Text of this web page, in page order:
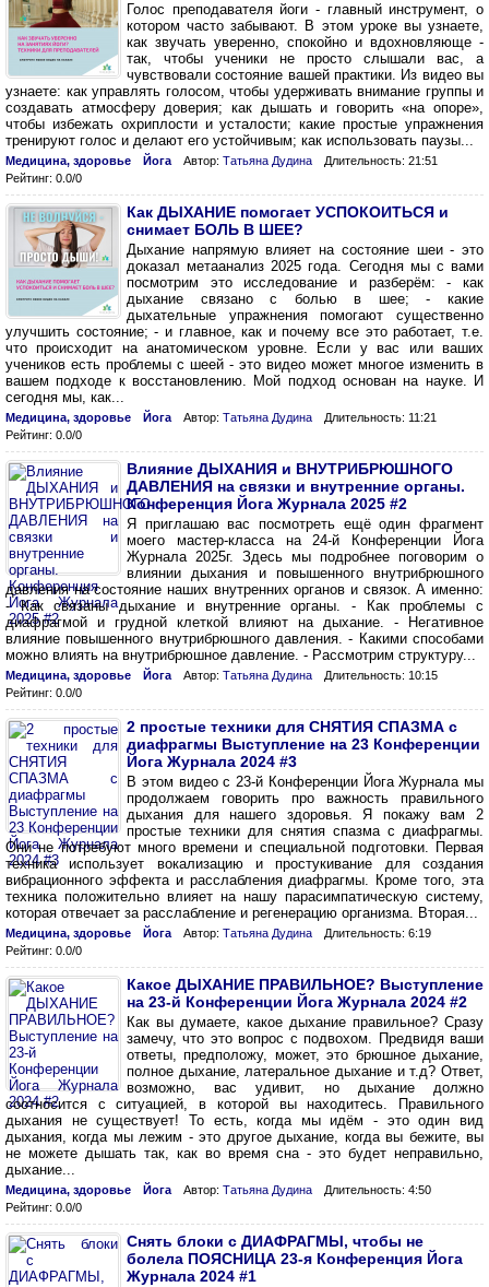
Голос преподавателя йоги - главный инструмент, о
котором часто забывают. В этом уроке вы узнаете,
как звучать уверенно, спокойно и вдохновляюще -
так, чтобы ученики не просто слышали вас, а
чувствовали состояние вашей практики. Из видео вы
узнаете: как управлять голосом, чтобы удерживать внимание группы и
создавать атмосферу доверия; как дышать и говорить «на опоре»,
чтобы избежать охриплости и усталости; какие простые упражнения
тренируют голос и делают его устойчивым; как использовать паузы...
Медицина, здоровье Йога Автор: Татьяна Дудина
Длительность: 21:51
Рейтинг: 0.0/0
Как ДЫХАНИЕ помогает УСПОКОИТЬСЯ и
снимает БОЛЬ В ШЕЕ?
Дыхание напрямую влияет на состояние шеи - это
доказал метаанализ 2025 года. Сегодня мы с вами
посмотрим это исследование и разберём: - как
дыхание связано с болью в шее; - какие
дыхательные упражнения помогают существенно
улучшить состояние; - и главное, как и почему все это работает, т.е.
что происходит на анатомическом уровне. Если у вас или ваших
учеников есть проблемы с шеей - это видео может многое изменить в
вашем подходе к восстановлению. Мой подход основан на науке. И
сегодня мы, как...
Медицина, здоровье Йога Автор: Татьяна Дудина
Длительность: 11:21
Рейтинг: 0.0/0
Влияние ДЫХАНИЯ и ВНУТРИБРЮШНОГО
ДАВЛЕНИЯ на связки и внутренние органы.
Конференция Йога Журнала 2025 #2
Я приглашаю вас посмотреть ещё один фрагмент
моего мастер-класса на 24-й Конференции Йога
Журнала 2025г. Здесь мы подробнее поговорим о
влиянии дыхания и повышенного внутрибрюшного
давления на состояние наших внутренних органов и связок. А именно:
- Как связаны дыхание и внутренние органы. - Как проблемы с
диафрагмой и грудной клеткой влияют на дыхание. - Негативное
влияние повышенного внутрибрюшного давления. - Какими способами
можно влиять на внутрибрюшное давление. - Рассмотрим структуру...
Медицина, здоровье Йога Автор: Татьяна Дудина
Длительность: 10:15
Рейтинг: 0.0/0
2 простые техники для СНЯТИЯ СПАЗМА с
диафрагмы Выступление на 23 Конференции
Йога Журнала 2024 #3
В этом видео с 23-й Конференции Йога Журнала мы
продолжаем говорить про важность правильного
дыхания для нашего здоровья. Я покажу вам 2
простые техники для снятия спазма с диафрагмы.
Они не потребуют много времени и специальной подготовки. Первая
техника использует вокализацию и простукивание для создания
вибрационного эффекта и расслабления диафрагмы. Кроме того, эта
техника положительно влияет на нашу парасимпатическую систему,
которая отвечает за расслабление и регенерацию организма. Вторая...
Медицина, здоровье Йога Автор: Татьяна Дудина
Длительность: 6:19
Рейтинг: 0.0/0
Какое ДЫХАНИЕ ПРАВИЛЬНОЕ? Выступление
на 23-й Конференции Йога Журнала 2024 #2
Как вы думаете, какое дыхание правильное? Сразу
замечу, что это вопрос с подвохом. Предвидя ваши
ответы, предположу, может, это брюшное дыхание,
полное дыхание, латеральное дыхание и т.д? Ответ,
возможно, вас удивит, но дыхание должно
соотносится с ситуацией, в которой вы находитесь. Правильного
дыхания не существует! То есть, когда мы идём - это один вид
дыхания, когда мы лежим - это другое дыхание, когда вы бежите, вы
не можете дышать так, как во время сна - это будет неправильно,
дыхание...
Медицина, здоровье Йога Автор: Татьяна Дудина
Длительность: 4:50
Рейтинг: 0.0/0
Снять блоки с ДИАФРАГМЫ, чтобы не
болела ПОЯСНИЦА 23-я Конференция Йога
Журнала 2024 #1